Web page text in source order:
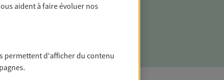
patrimoine avec nos solutions pour
aident à faire évoluer nos
permettent d'afficher du contenu